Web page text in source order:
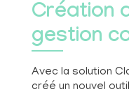
Création
gestion
Avec la solution
créé un nouvel